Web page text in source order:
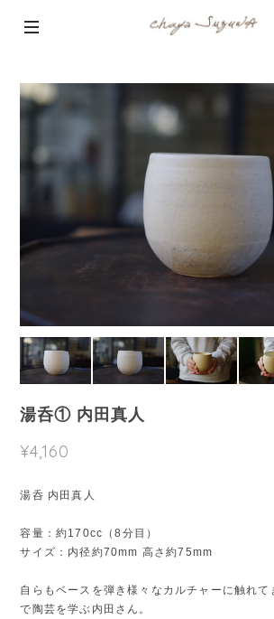
湯呑① 内田真人
¥4,160
湯呑 内田真人
容量：約170cc（8分目）
サイズ：内径約70mm 高さ約75mm
自らもベースを弾き様々なカルチャーに触れて
で陶芸を学ぶ内田さん。